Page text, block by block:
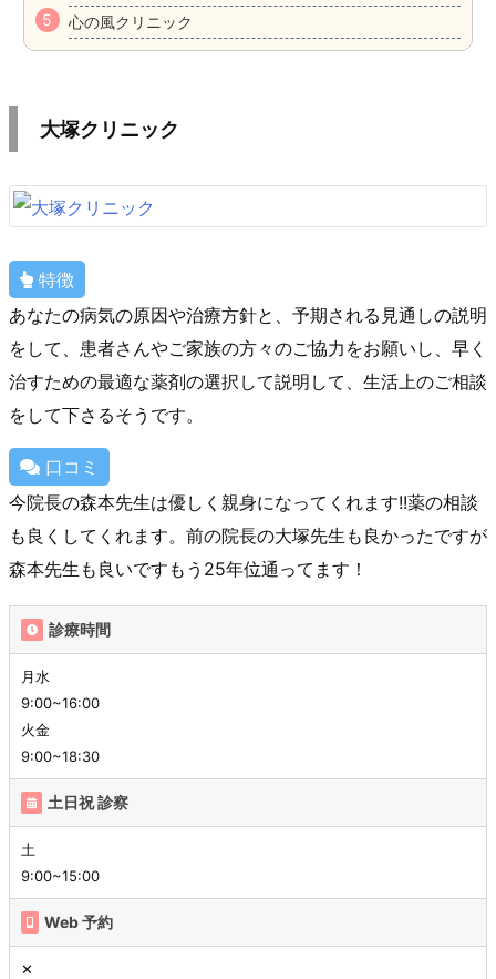
心の風クリニック
大塚クリニック
特徴
あなたの病気の原因や治療方針と、予期される見通しの説明
をして、患者さんやご家族の方々のご協力をお願いし、早く
治すための最適な薬剤の選択して説明して、生活上のご相談
をして下さるそうです。
口コミ
今院長の森本先生は優しく親身になってくれます!!薬の相談
も良くしてくれます。前の院長の大塚先生も良かったですが
森本先生も良いですもう25年位通ってます！
診療時間
月水
9:00~16:00
火金
9:00~18:30
土日祝 診察
土
9:00~15:00
Web 予約
✕